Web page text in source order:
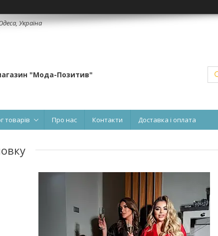
Україна
"Мода-Позитив"
товарів Про нас Контакти Доставка і оплата